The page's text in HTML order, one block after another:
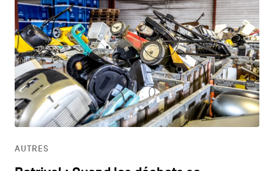
AUTRES